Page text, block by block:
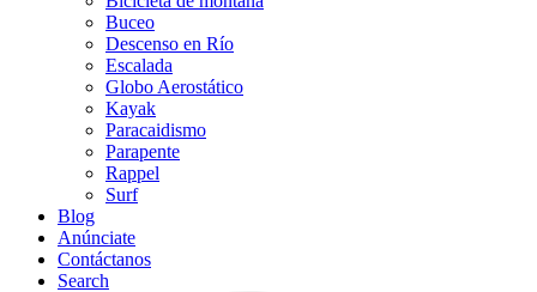
Buceo
Descenso en Río
Escalada
Globo Aerostático
Kayak
Paracaidismo
Parapente
Rappel
Surf
Blog
Anúnciate
Contáctanos
Search